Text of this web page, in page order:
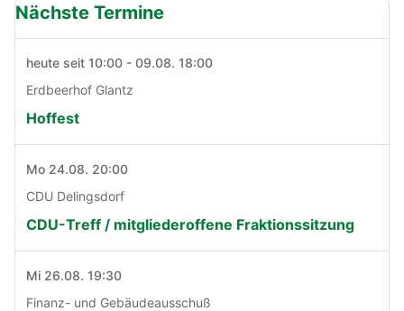
Nächste Termine
heute seit 10:00 - 09.08. 18:00
Erdbeerhof Glantz
Hoffest
Mo 24.08. 20:00
CDU Delingsdorf
CDU-Treff / mitgliederoffene Fraktionssitzung
Mi 26.08. 19:30
Finanz- und Gebäudeausschuß